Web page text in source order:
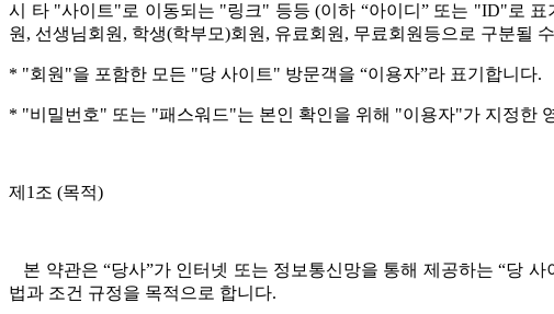
시 타 "사이트"로 이동되는 "링크" 등등 (이하 “아이디” 또는 "ID"로
원, 선생님회원, 학생(학부모)회원, 유료회원, 무료회원등으로 구분될
* "회원"을 포함한 모든 "당 사이트" 방문객을 “이용자”라 표기합니다.
* "비밀번호" 또는 "패스워드"는 본인 확인을 위해 "이용자"가 지정한
제1조 (목적)
본 약관은 “당사”가 인터넷 또는 정보통신망을 통해 제공하는 “당
법과 조건 규정을 목적으로 합니다.